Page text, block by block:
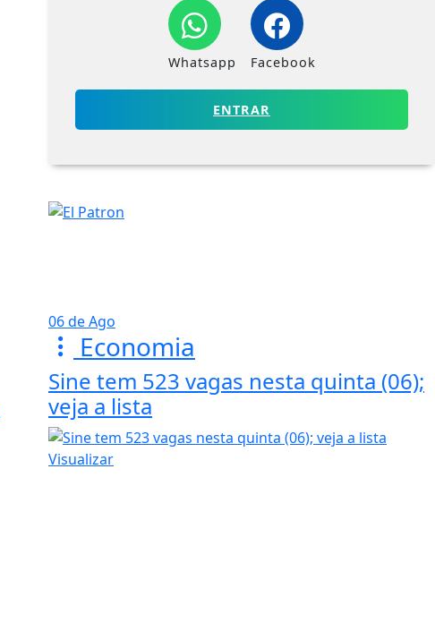
Whatsapp Facebook
ENTRAR
06 de Ago
Economia
Sine tem 523 vagas nesta quinta (06);
veja a lista
Visualizar